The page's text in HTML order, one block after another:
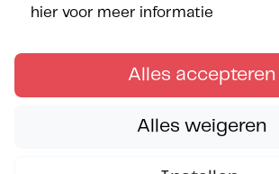
Volg de Méditerranées
hier voor meer informatie
Alles accepteren
Alles weigeren